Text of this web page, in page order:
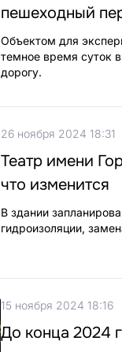
пешеходный
Объектом для
темное время суток
дорогу.
26 ноября 2024 18:31
Театр имени
что изменится
В здании
гидроизоляции,
15 ноября 2024 18:16
До конца 2024